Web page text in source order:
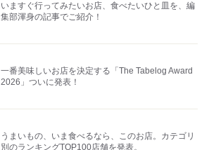
いますぐ行ってみたいお店、食べたいひと皿を、編
集部渾身の記事でご紹介！
一番美味しいお店を決定する「The Tabelog Award
2026」ついに発表！
うまいもの、いま食べるなら、このお店。カテゴリ
別のランキングTOP100店舗を発表。